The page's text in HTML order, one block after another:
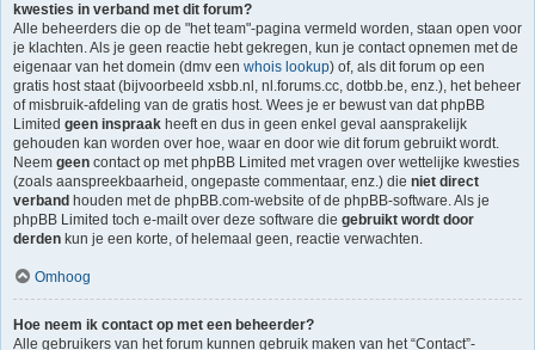
kwesties in verband met dit forum?
Alle beheerders die op de "het team"-pagina vermeld worden, staan open voor
je klachten. Als je geen reactie hebt gekregen, kun je contact opnemen met de
eigenaar van het domein (dmv een whois lookup) of, als dit forum op een
gratis host staat (bijvoorbeeld xsbb.nl, nl.forums.cc, dotbb.be, enz.), het beheer
of misbruik-afdeling van de gratis host. Wees je er bewust van dat phpBB
Limited geen inspraak heeft en dus in geen enkel geval aansprakelijk
gehouden kan worden over hoe, waar en door wie dit forum gebruikt wordt.
Neem geen contact op met phpBB Limited met vragen over wettelijke kwesties
(zoals aanspreekbaarheid, ongepaste commentaar, enz.) die niet direct
verband houden met de phpBB.com-website of de phpBB-software. Als je
phpBB Limited toch e-mailt over deze software die gebruikt wordt door
derden kun je een korte, of helemaal geen, reactie verwachten.
Omhoog
Hoe neem ik contact op met een beheerder?
Alle gebruikers van het forum kunnen gebruik maken van het “Contact”-